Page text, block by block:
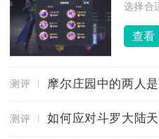
选择合
查看
测评 摩尔庄园中的两人
测评 如何应对斗罗大陆